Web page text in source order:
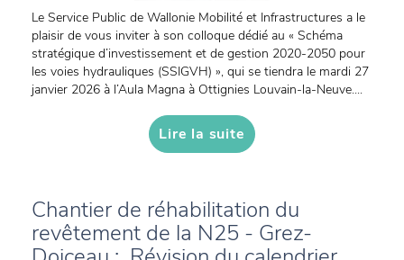
Le Service Public de Wallonie Mobilité et Infrastructures a le
plaisir de vous inviter à son colloque dédié au « Schéma
stratégique d’investissement et de gestion 2020-2050 pour
les voies hydrauliques (SSIGVH) », qui se tiendra le mardi 27
janvier 2026 à l’Aula Magna à Ottignies Louvain-la-Neuve....
Lire la suite
Chantier de réhabilitation du
revêtement de la N25 - Grez-